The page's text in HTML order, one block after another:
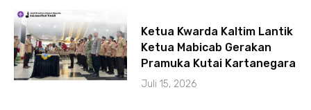
Ketua Kwarda Kaltim Lantik
Ketua Mabicab Gerakan
Pramuka Kutai Kartanegara
Juli 15, 2026